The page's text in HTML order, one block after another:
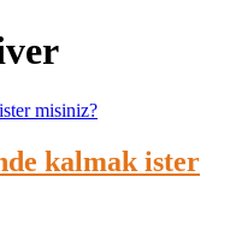
kalmak ister